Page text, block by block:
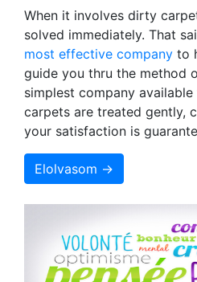
When it involves dirty
solved immediately. That
most effective company to
guide you thru the method
simplest company
carpets are treated gently,
your satisfaction is
Elolvasom →